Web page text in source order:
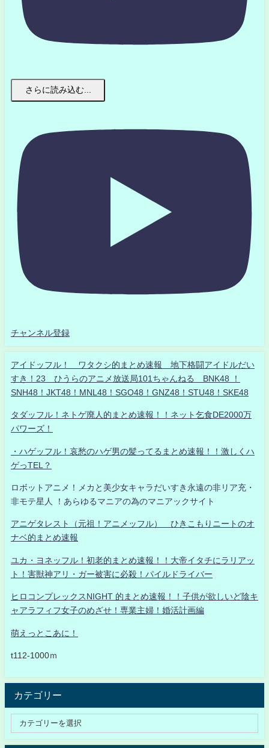
さらに読み込む...
チャンネル登録
アイドッフル！ ワタクシ的まとめ速報 地下格闘アイドルだい
すき！23 ひうらのアニメ放送局101ちゃんねる BNK48 ！
SNH48！JKT48！MNL48！SGO48！GNZ48！STU48！SKE48
タダッフル！ネトゲ廃人的まとめ速報！！ネット乞食DE2000万
パワーズ！
・ハゲッフル！哀愁のハゲ男の髪ってるまとめ速報！！激しくハ
ゲっTEL？
ロボットアニメ！メカと美少女キャラだいすき永遠の非リア充・
非モテ星人 ！あらゆるマニアの為のマニアックサイト
アニゲタレスト（元祖！アニメッフル） ひきこもりニートのオ
ナベ的まとめ速報
ユカ・ヨネッフル！初老的まとめ速報！！大帝イタチにラリアッ
ト！害獣神アリ・ガー被害に必殺！パイルドライバー
ヒロコンプレックスNIGHT 的まとめ速報！！子供が欲しいど陰キ
ャアラフィフ女子のめざせ！専業主婦！婚活計画編
萌えっとこあに！
t112-1000ｍ
カテゴリー